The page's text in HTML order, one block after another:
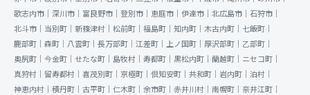
歌志内市｜ 深川市｜ 富良野市｜ 登別市｜ 恵庭市｜ 伊達市｜ 北広島市｜ 石狩市｜
北斗市｜ 当別町｜ 新篠津村｜ 松前町｜ 福島町｜ 知内町｜ 木古内町｜ 七飯町｜
鹿部町｜ 森町｜ 八雲町｜ 長万部町｜ 江差町｜ 上ノ国町｜ 厚沢部町｜ 乙部町｜
奥尻町｜ 今金町｜ せたな町｜ 島牧村｜ 寿都町｜ 黒松内町｜ 蘭越町｜ ニセコ町｜
真狩村｜ 留寿都村｜ 喜茂別町｜ 京極町｜ 倶知安町｜ 共和町｜ 岩内町｜ 泊村｜
神恵内村｜ 積丹町｜ 古平町｜ 仁木町｜ 余市町｜ 赤井川村｜ 南幌町｜ 奈井江町｜